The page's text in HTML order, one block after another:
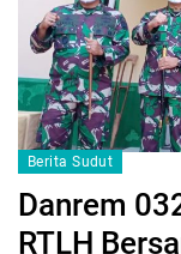
Berita Sudut
Danrem
RTLH